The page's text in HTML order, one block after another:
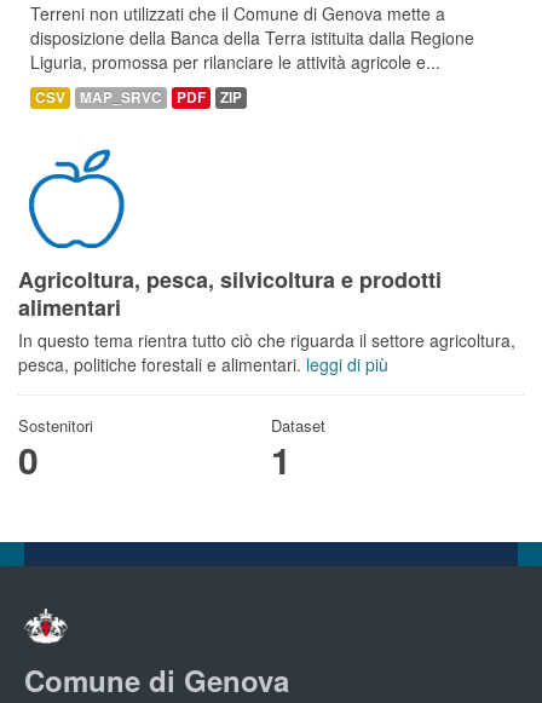
Terreni non utilizzati che il Comune di Genova mette a
disposizione della Banca della Terra istituita dalla Regione
Liguria, promossa per rilanciare le attività agricole e...
CSV MAP_SRVC PDF ZIP
Agricoltura, pesca, silvicoltura e prodotti
alimentari
In questo tema rientra tutto ciò che riguarda il settore agricoltura,
pesca, politiche forestali e alimentari. leggi di più
Sostenitori
0
Dataset
1
Comune di Genova